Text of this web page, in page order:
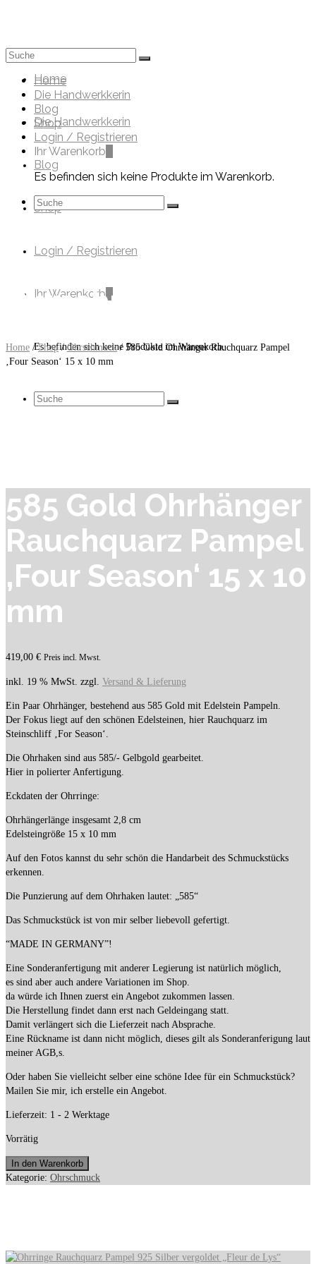
Home
Die Handwerkkerin
Blog
Shop
Login / Registrieren
Ihr Warenkorb0
Es befinden sich keine Produkte im Warenkorb.
Suche
Suche
Home
Die Handwerkkerin
Blog
Shop
Login / Registrieren
Ihr Warenkorb
Es befinden sich keine Produkte im Warenkorb.
Suche
nach:
Ohrschmuck
Home / Shop / Ohrschmuck / 585 Gold Ohrhänger Rauchquarz Pampel
‚Four Season‘ 15 x 10 mm
585 Gold Ohrhänger
Rauchquarz Pampel
‚Four Season‘ 15 x 10
mm
419,00 € Preis incl. Mwst.
inkl. 19 % MwSt. zzgl. Versand & Lieferung
Ein Paar Ohrhänger, bestehend aus 585 Gold mit Edelstein Pampeln.
Der Fokus liegt auf den schönen Edelsteinen, hier Rauchquarz im
Steinschliff ‚For Season‘.
Die Ohrhaken sind aus 585/- Gelbgold gearbeitet.
Hier in polierter Anfertigung.
Eckdaten der Ohrringe:
Ohrhängerlänge insgesamt 2,8 cm
Edelsteingröße 15 x 10 mm
Auf den Fotos kannst du sehr schön die Handarbeit des Schmuckstücks
erkennen.
Die Punzierung auf dem Ohrhaken lautet: „585“
Das Schmuckstück ist von mir selber liebevoll gefertigt.
“MADE IN GERMANY”!
Eine Sonderanfertigung mit anderer Legierung ist natürlich möglich,
es sind aber auch andere Variationen im Shop.
da würde ich Ihnen zuerst ein Angebot zukommen lassen.
Die Herstellung findet dann erst nach Geldeingang statt.
Damit verlängert sich die Lieferzeit nach Absprache.
Eine Rückname ist dann nicht möglich, dieses gilt als Sonderanferigung laut
meiner AGB,s.
Oder haben Sie vielleicht selber eine schöne Idee für ein Schmuckstück?
Mailen Sie mir, ich erstelle ein Angebot.
Lieferzeit: 1 - 2 Werktage
Vorrätig
585
Gold
15
In den Warenkorb
Kategorie: Ohrschmuck